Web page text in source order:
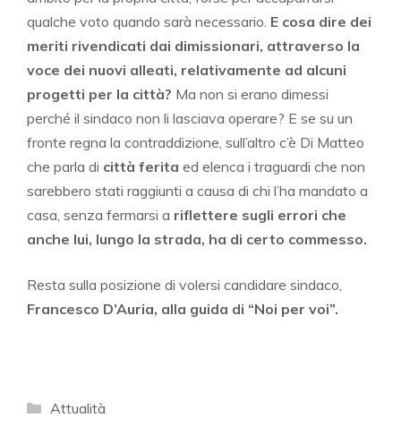
qualche voto quando sarà necessario. E cosa dire dei
meriti rivendicati dai dimissionari, attraverso la
voce dei nuovi alleati, relativamente ad alcuni
progetti per la città? Ma non si erano dimessi
perché il sindaco non li lasciava operare? E se su un
fronte regna la contraddizione, sull’altro c’è Di Matteo
che parla di città ferita ed elenca i traguardi che non
sarebbero stati raggiunti a causa di chi l’ha mandato a
casa, senza fermarsi a riflettere sugli errori che
anche lui, lungo la strada, ha di certo commesso.
Resta sulla posizione di volersi candidare sindaco,
Francesco D’Auria, alla guida di “Noi per voi”.
Categorie
Attualità